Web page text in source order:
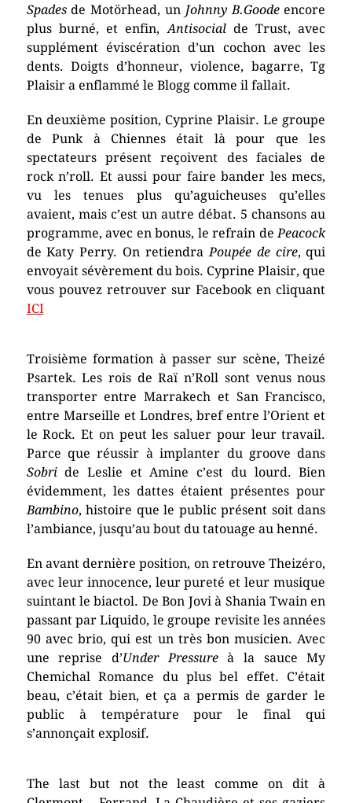
Spadesde Motörhead, un Johnny B.Goodeencore
plus burné, et enfin,Antisocialde Trust, avec
supplément éviscération d’un cochon avec les
dents. Doigts d’honneur, violence, bagarre, Tg
Plaisir a enflammé le Blogg comme il fallait.
En deuxième position, Cyprine Plaisir. Le groupe
de Punk à Chiennes était là pour que les
spectateurs présent reçoivent des faciales de
rock n’roll. Et aussi pour faire bander les mecs,
vu les tenues plus qu’aguicheuses qu’elles
avaient, mais c’est un autre débat. 5 chansons au
programme, avec en bonus, le refrain dePeacock
de Katy Perry. On retiendraPoupée de cire, qui
envoyait sévèrement du bois. Cyprine Plaisir, que
vous pouvez retrouver sur Facebook en cliquant
ICI
Troisième formation à passer sur scène, Theizé
Psartek. Les rois de Raï n’Roll sont venus nous
transporter entre Marrakech et San Francisco,
entre Marseille et Londres, bref entre l’Orient et
le Rock. Et on peut les saluer pour leur travail.
Parce que réussir à implanter du groove dans
Sobride Leslie et Amine c’est du lourd. Bien
évidemment, les dattes étaient présentes pour
Bambino, histoire que le public présent soit dans
l’ambiance, jusqu’au bout du tatouage au henné.
En avant dernière position, on retrouve Theizéro,
avec leur innocence, leur pureté et leur musique
suintant le biactol. De Bon Jovi à Shania Twain en
passant par Liquido, le groupe revisite les années
90 avec brio, qui est un très bon musicien. Avec
une reprise d’Under Pressureà la sauce My
Chemichal Romance du plus bel effet. C’était
beau, c’était bien, et ça a permis de garder le
public à température pour le final qui
s’annonçait explosif.
The last but not the least comme on dit à